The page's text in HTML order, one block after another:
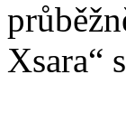
Xsara“